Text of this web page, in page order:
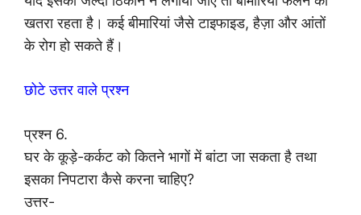
खतरा रहता है। कई बीमारियां जैसे टाइफाइड, हैज़ा और आंतों
के रोग हो सकते हैं।
छोटे उत्तर वाले प्रश्न
प्रश्न 6.
घर के कूड़े-कर्कट को कितने भागों में बांटा जा सकता है तथा
इसका निपटारा कैसे करना चाहिए?
उत्तर-